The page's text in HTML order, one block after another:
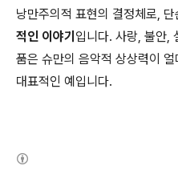
낭만주의적 표현의 결정체로,
적인 이야기 입니다. 사랑, 불안,
품은 슈만의 음악적 상상력이
대표적인 예입니다.